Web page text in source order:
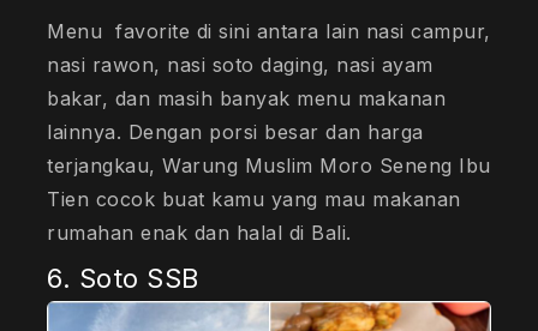
Menu favorite di sini antara lain nasi campur,
nasi rawon, nasi soto daging, nasi ayam
bakar, dan masih banyak menu makanan
lainnya. Dengan porsi besar dan harga
terjangkau, Warung Muslim Moro Seneng Ibu
Tien cocok buat kamu yang mau makanan
rumahan enak dan halal di Bali.
6. Soto SSB